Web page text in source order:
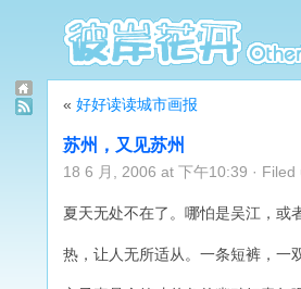
« 好好读读城市画报
苏州，又见苏州
18 6 月, 2006 at 下午10:39 · Filed
夏天无处不在了。哪怕是吴江，或
热，让人无所适从。一条短裤，一